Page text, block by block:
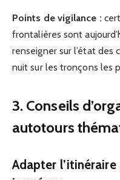
Points de vigilance :
frontalières sont
renseigner sur l’état des
nuit sur les tronçons les
3. Conseils
autotours
Adapter